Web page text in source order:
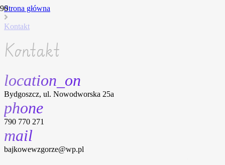
Strona główna
Kontakt
Kontakt
location_on
Bydgoszcz, ul. Nowodworska 25a
phone
790 770 271
mail
bajkowewzgorze@wp.pl